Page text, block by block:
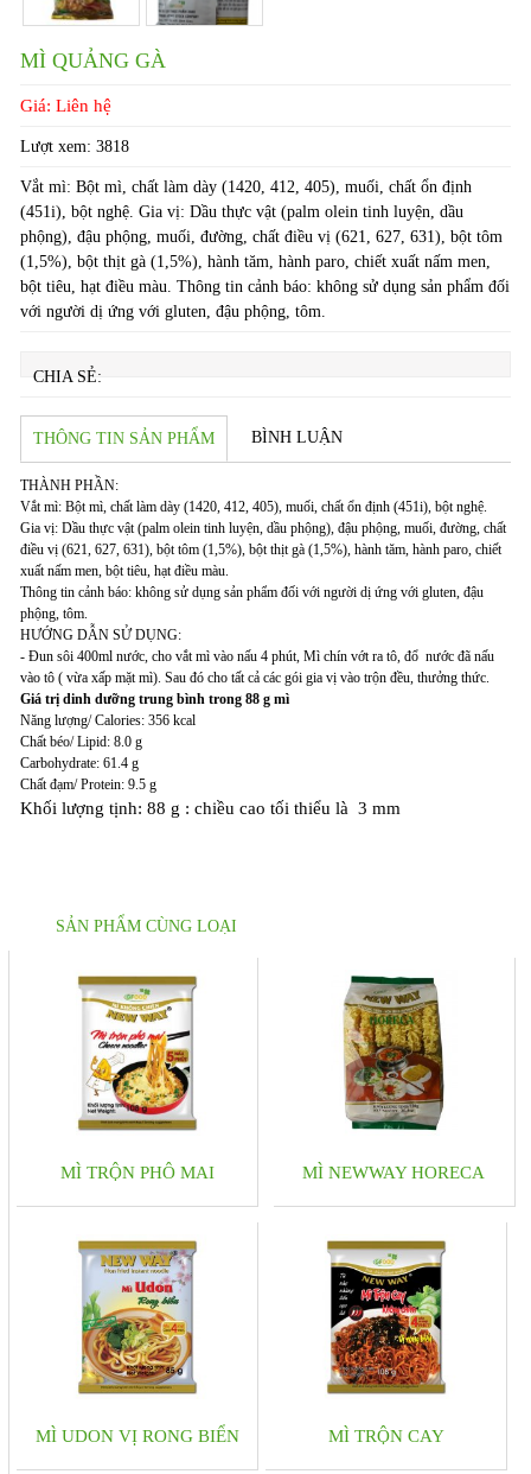
MÌ QUẢNG GÀ
Giá: Liên hệ
Lượt xem: 3818
Vắt mì: Bột mì, chất làm dày (1420, 412, 405), muối, chất ổn định
(451i), bột nghệ. Gia vị: Dầu thực vật (palm olein tinh luyện, dầu
phộng), đậu phộng, muối, đường, chất điều vị (621, 627, 631), bột tôm
(1,5%), bột thịt gà (1,5%), hành tăm, hành paro, chiết xuất nấm men,
bột tiêu, hạt điều màu. Thông tin cảnh báo: không sử dụng sản phẩm đối
với người dị ứng với gluten, đậu phộng, tôm.
CHIA SẺ:
THÔNG TIN SẢN PHẨM BÌNH LUẬN
THÀNH PHẦN:
Vắt mì: Bột mì, chất làm dày (1420, 412, 405), muối, chất ổn định (451i), bột nghệ.
Gia vị: Dầu thực vật (palm olein tinh luyện, dầu phộng), đậu phộng, muối, đường, chất
điều vị (621, 627, 631), bột tôm (1,5%), bột thịt gà (1,5%), hành tăm, hành paro, chiết
xuất nấm men, bột tiêu, hạt điều màu.
Thông tin cảnh báo: không sử dụng sản phẩm đối với người dị ứng với gluten, đậu
phộng, tôm.
HƯỚNG DẪN SỬ DỤNG:
- Đun sôi 400ml nước, cho vắt mì vào nấu 4 phút, Mì chín vớt ra tô, đổ nước đã nấu
vào tô ( vừa xấp mặt mì). Sau đó cho tất cả các gói gia vị vào trộn đều, thưởng thức.
Giá trị dinh dưỡng trung bình trong 88 g mì
Năng lượng/ Calories: 356 kcal
Chất béo/ Lipid: 8.0 g
Carbohydrate: 61.4 g
Chất đạm/ Protein: 9.5 g
Khối lượng tịnh: 88 g : chiều cao tối thiểu là 3 mm
SẢN PHẨM CÙNG LOẠI
MÌ TRỘN PHÔ MAI MÌ NEWWAY HORECA
MÌ UDON VỊ RONG BIỂN MÌ TRỘN CAY